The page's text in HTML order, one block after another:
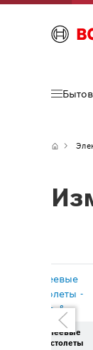
Клеевые
пистолеты